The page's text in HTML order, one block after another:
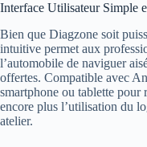
Interface Utilisateur Simple
Bien que Diagzone soit
intuitive permet aux
l’automobile de naviguer
offertes. Compatible avec
smartphone ou tablette pour
encore plus l’utilisation du
atelier.